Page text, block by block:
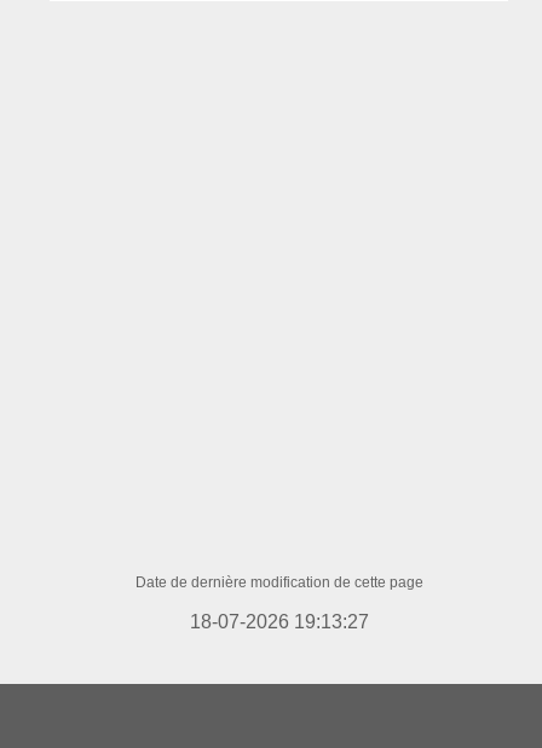
Date de dernière modification de cette page
18-07-2026 19:13:27